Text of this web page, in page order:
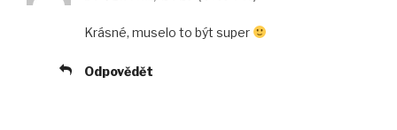
Krásné, muselo to být super
Odpovědět